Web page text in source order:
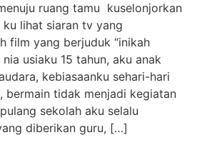
ruang tamu kuselonjorkan
lihat siaran tv yang
film yang berjuduk “inikah
usiaku 15 tahun, aku anak
kebiasaanku sehari-hari
bermain tidak menjadi kegiatan
sekolah aku selalu
diberikan guru, […]